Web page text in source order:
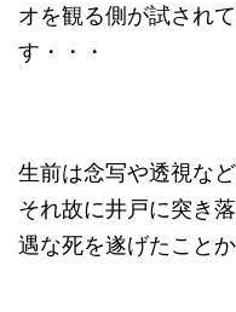
オを観る側が試され
す・・・
生前は念写や透視な
それ故に井戸に突き
遇な死を遂げたこと